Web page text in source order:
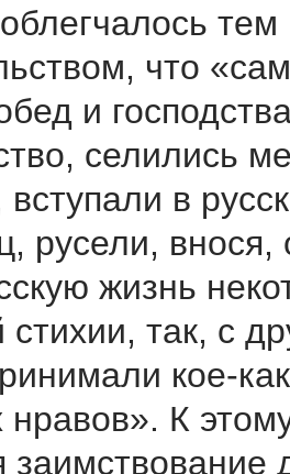
тем
что
и
селились
вступали в
русели, внося,
жизнь
стихии, так, с
кое-
нравов». К
заимствование